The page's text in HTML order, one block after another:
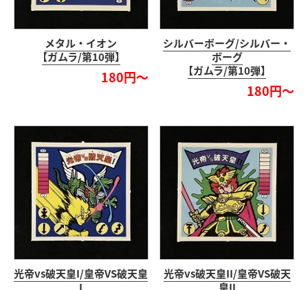
メタル・イオン
【ガムラ/第10弾】
180円～
シルバーボーグ/シルバー・
ボーグ
【ガムラ/第10弾】
180円～
光帝vs破天皇I/皇帝VS破天皇
光帝vs破天皇II/皇帝VS破天